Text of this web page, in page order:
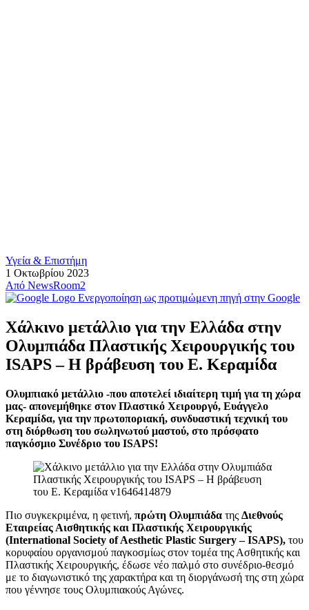
Υγεία & Επιστήμη
1 Οκτωβρίου 2023
Από NewsRoom2
Ενεργοποίηση ως προτιμώμενη πηγή στην Google
Χάλκινο μετάλλιο για την Ελλάδα στην
Ολυμπιάδα Πλαστικής Χειρουργικής του
ISAPS – Η βράβευση του Ε. Κεραμίδα
Ολυμπιακό μετάλλιο -που αποτελεί ιδιαίτερη τιμή για τη χώρα
μας- απονεμήθηκε στον Πλαστικό Χειρουργό, Ευάγγελο
Κεραμίδα, για την πρωτοποριακή, συνδυαστική τεχνική του
στη διόρθωση του σωληνωτού μαστού, στο πρόσφατο
παγκόσμιο Συνέδριο του ISAPS!
Πιο συγκεκριμένα, η φετινή, πρώτη Ολυμπιάδα της Διεθνούς
Εταιρείας Αισθητικής και Πλαστικής Χειρουργικής
(International Society of Aesthetic Plastic Surgery – ISAPS), του
κορυφαίου οργανισμού παγκοσμίως στον τομέα της Ασθητικής και
Πλαστικής Χειρουργικής, έδωσε νέο παλμό στο συνέδριο-θεσμό
με το διαγωνιστικό της χαρακτήρα και τη διοργάνωσή της στη χώρα
που γέννησε τους Ολυμπιακούς Αγώνες.